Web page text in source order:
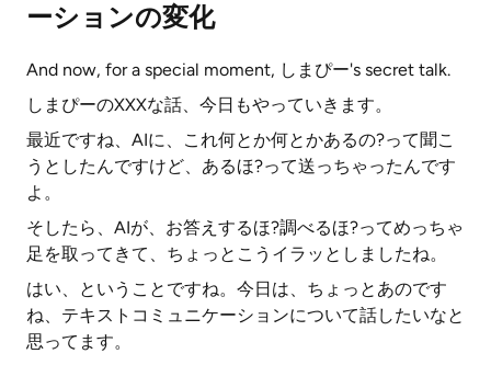
ーションの変化
And now, for a special moment, しまぴー's secret talk.
しまぴーのXXXな話、今日もやっていきます。
最近ですね、AIに、これ何とか何とかあるの?って聞こ
うとしたんですけど、あるほ?って送っちゃったんです
よ。
そしたら、AIが、お答えするほ?調べるほ?ってめっちゃ
足を取ってきて、ちょっとこうイラッとしましたね。
はい、ということですね。今日は、ちょっとあのです
ね、テキストコミュニケーションについて話したいなと
思ってます。